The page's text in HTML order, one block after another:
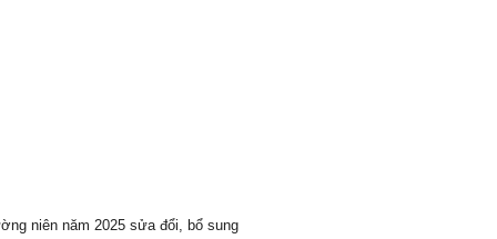
niên năm 2025 sửa đổi, bổ sung